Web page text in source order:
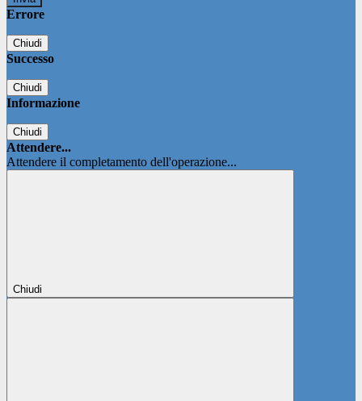
Errore
Chiudi
Successo
Chiudi
Informazione
Chiudi
Attendere...
Attendere il completamento dell'operazione...
Chiudi